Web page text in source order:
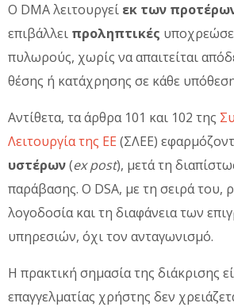
Ο DMA λειτουργεί εκ των
επιβάλλει προληπτικές
πυλωρούς, χωρίς να απαιτείται
θέσης ή κατάχρησης σε κάθε
Αντίθετα, τα άρθρα 101 και 102 της
Λειτουργία της ΕΕ (ΣΛΕΕ)
υστέρων(ex post), μετά τη
παράβασης. Ο DSA, με τη σειρά του,
λογοδοσία και τη διαφάνεια των
υπηρεσιών, όχι τον ανταγωνισμό.
Η πρακτική σημασία της διάκρισης
επαγγελματίας χρήστης δεν